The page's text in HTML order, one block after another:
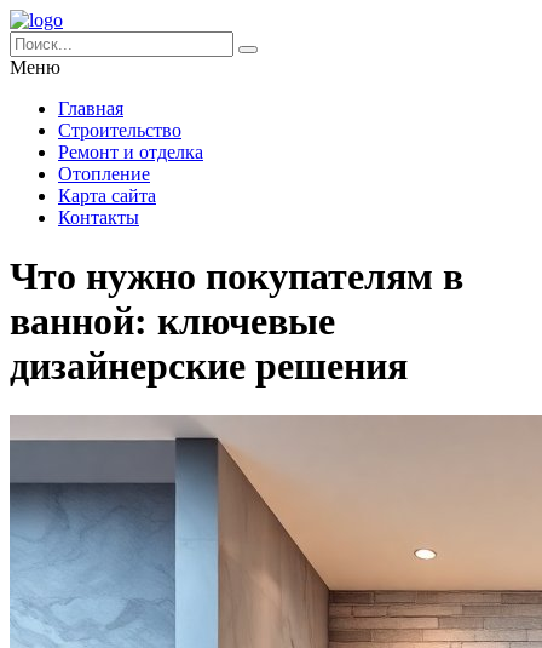
Меню
Главная
Строительство
Ремонт и отделка
Отопление
Карта сайта
Контакты
Что нужно покупателям в
ванной: ключевые
дизайнерские решения